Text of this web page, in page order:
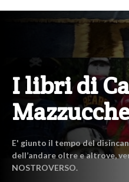
I libri di
E' giunto il tempo del
dell’andare oltre e altrove,
NOSTROVERSO.